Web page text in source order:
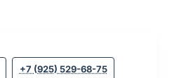
+7 (925) 529-68-75